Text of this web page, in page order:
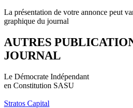
La présentation de votre annonce peut
graphique du journal
AUTRES
JOURNAL
Le Démocrate Indépendant
en Constitution SASU
Stratos Capital